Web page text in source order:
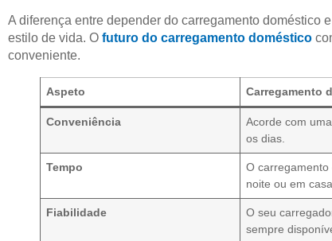
A diferença entre depender do carregamento doméstico
estilo de vida. O futuro do carregamento doméstico
conveniente.
Aspeto Carregamento
Conveniência
Acorde com
os dias.
Tempo
O
noite ou em casa.
Fiabilidade
O seu
sempre